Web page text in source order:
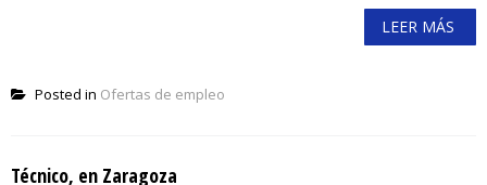
LEER MÁS
Posted in Ofertas de empleo
Técnico, en Zaragoza